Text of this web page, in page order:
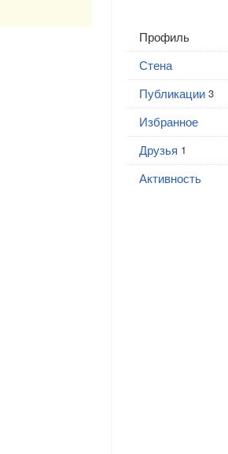
Профиль
Стена
Публикации 3
Избранное
Друзья 1
Активность